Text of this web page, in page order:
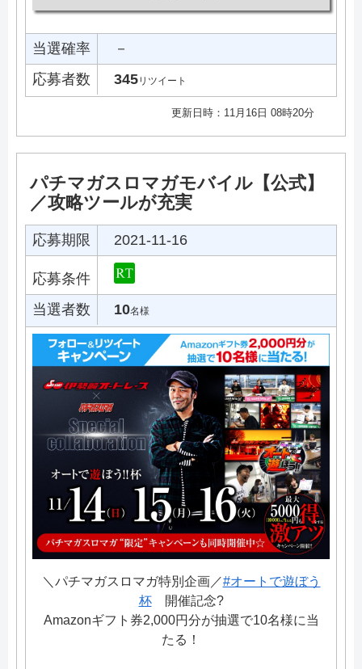
当選確率
－
応募者数
345リツイート
更新日時：11月16日 08時20分
パチマガスロマガモバイル【公式】
／攻略ツールが充実
応募期限 2021-11-16
応募条件
当選者数
10名様
＼パチマガスロマガ特別企画／#オートで遊ぼう
杯開催記念?
Amazonギフト券2,000円分が抽選で10名様に当
たる！